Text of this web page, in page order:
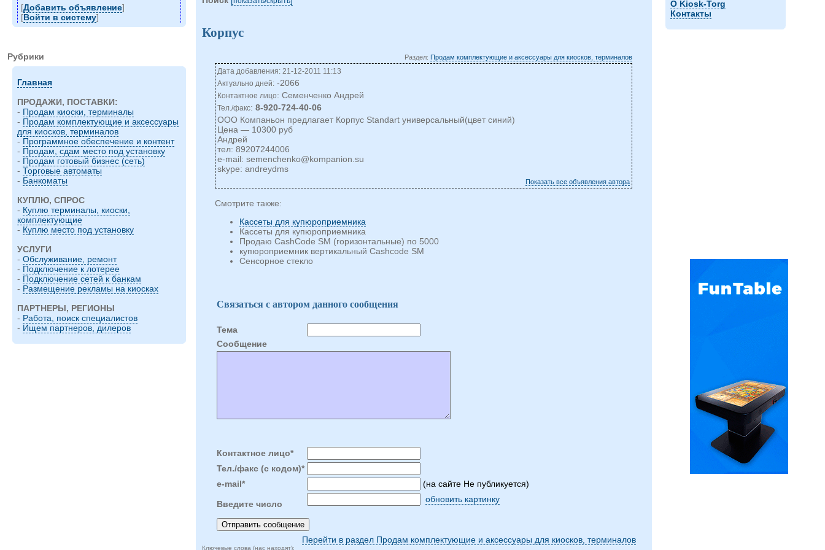
[Добавить объявление]
[Войти в систему]
Рубрики
Главная
ПРОДАЖИ, ПОСТАВКИ:
- Продам киоски, терминалы
- Продам комплектующие и аксессуары
для киосков, терминалов
- Программное обеспечение и контент
- Продам, сдам место под установку
- Продам готовый бизнес (сеть)
- Торговые автоматы
- Банкоматы
КУПЛЮ, СПРОС
- Куплю терминалы, киоски,
комплектующие
- Куплю место под установку
УСЛУГИ
- Обслуживание, ремонт
- Подключение к лотерее
- Подключение сетей к банкам
- Размещение рекламы на киосках
ПАРТНЕРЫ, РЕГИОНЫ
- Работа, поиск специалистов
- Ищем партнеров, дилеров
Корпус
Раздел:Продам комплектующие и аксессуары для киосков, терминалов
Дата добавления: 21-12-2011 11:13
Актуально дней: -2066
Контактное лицо: Семенченко Андрей
Тел./факс:8-920-724-40-06
ООО Компаньон предлагает Корпус Standart универсальный(цвет синий)
Цена — 10300 руб
Андрей
тел: 89207244006
e-mail:semenchenko@kompanion.su
skype: andreydms
Показать все объявления автора
Смотрите также:
Кассеты для купюроприемника
Кассеты для купюроприемника
Продаю CashCode SM (горизонтальные) по 5000
купюроприемник вертикальный Cashcode SM
Сенсорное стекло
Связаться с автором данного сообщения
Тема
Cообщение
Контактное лицо*
Тел./факс (с кодом)*
e-mail*
(на сайте Не публикуется)
Введите число обновить картинку
Перейти в раздел Продам комплектующие и аксессуары для киосков, терминалов
Ключевые слова (нас находят):
О Kiosk-Torg
Контакты